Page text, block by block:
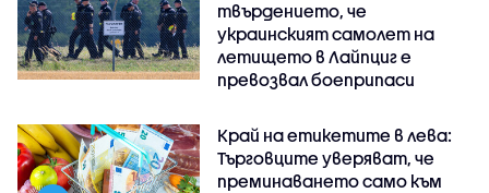
твърдението, че
украинският самолет на
летището в Лайпциг е
превозвал боеприпаси
Край на етикетите в лева:
Търговците уверяват, че
преминаването само към